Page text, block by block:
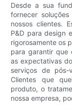
Desde a sua
fornecer
nossos clientes.
P&D para design
rigorosamente os
para garantir que
as expectativas
serviços de
Clientes que
produto, o
nossa empresa,